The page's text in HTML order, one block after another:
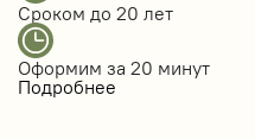
Сроком до 20 лет
Оформим за 20 минут
Подробнее